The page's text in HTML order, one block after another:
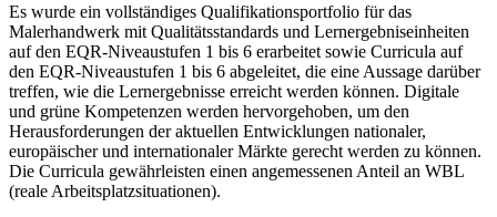
Es wurde ein vollständiges Qualifikationsportfolio für das
Malerhandwerk mit Qualitätsstandards und Lernergebniseinheiten
auf den EQR-Niveaustufen 1 bis 6 erarbeitet sowie Curricula auf
den EQR-Niveaustufen 1 bis 6 abgeleitet, die eine Aussage darüber
treffen, wie die Lernergebnisse erreicht werden können. Digitale
und grüne Kompetenzen werden hervorgehoben, um den
Herausforderungen der aktuellen Entwicklungen nationaler,
europäischer und internationaler Märkte gerecht werden zu können.
Die Curricula gewährleisten einen angemessenen Anteil an WBL
(reale Arbeitsplatzsituationen).